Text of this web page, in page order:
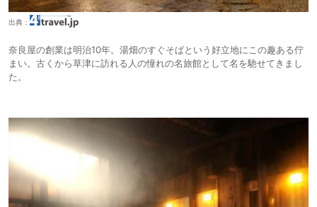
出典：
奈良屋の創業は明治10年。湯畑のすぐそばという好立地にこの趣ある佇
まい。古くから草津に訪れる人の憧れの名旅館として名を馳せてきまし
た。